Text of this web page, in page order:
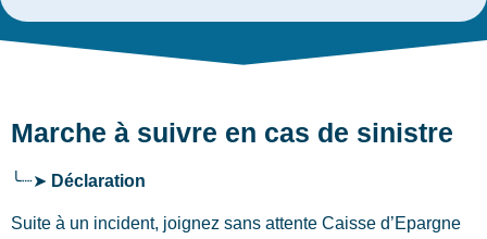
Marche à suivre en cas de sinistre
╰┈➤ Déclaration
Suite à un incident, joignez sans attente Caisse d’Epargne